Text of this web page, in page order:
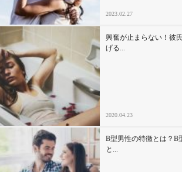
2023.02.27
興奮が止まらない！彼
げる...
2020.04.23
B型男性の特徴とは？B
と...